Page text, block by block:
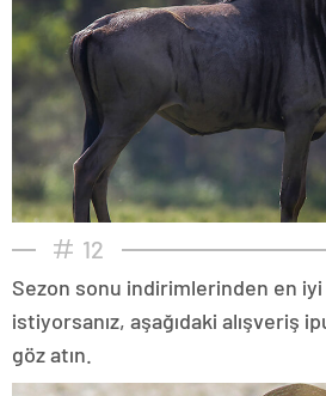
12
Sezon sonu indirimlerinden en
istiyorsanız, aşağıdaki alışveriş
göz atın.